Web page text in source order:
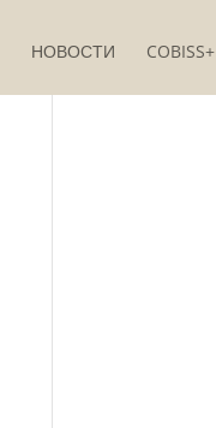
НОВОСТИ COBISS+